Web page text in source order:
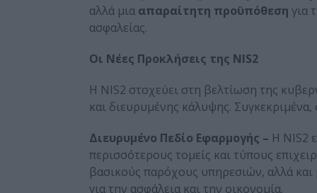
αλλά μια απαραίτητη προϋπόθεση για
ασφαλείας.
Οι Νέες Προκλήσεις της NIS2
Η NIS2 στοχεύει στη βελτίωση της
και διευρυμένης κάλυψης.
Διευρυμένο Πεδίο Εφαρμογής – Η NIS2
περισσότερους τομείς και τύπους
βασικούς παρόχους υπηρεσιών, αλλά και
για την ασφάλεια και την οικονομία.